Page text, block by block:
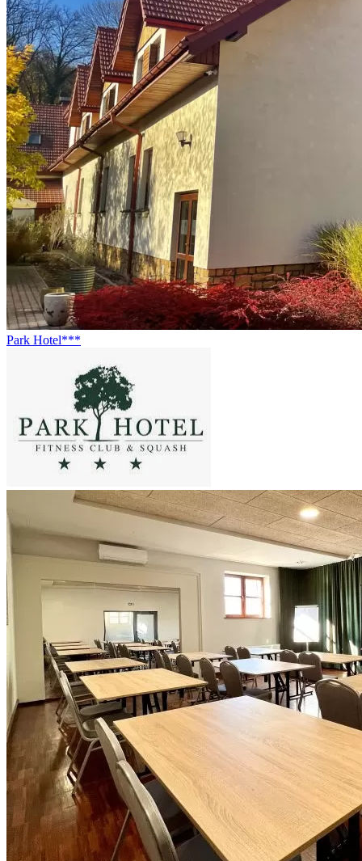
Park Hotel***